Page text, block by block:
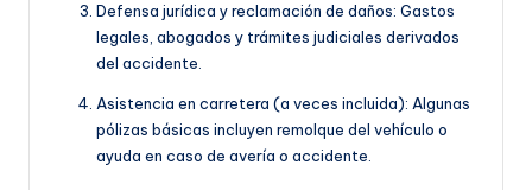
Defensa jurídica y reclamación de daños: Gastos
legales, abogados y trámites judiciales derivados
del accidente.
Asistencia en carretera (a veces incluida): Algunas
pólizas básicas incluyen remolque del vehículo o
ayuda en caso de avería o accidente.